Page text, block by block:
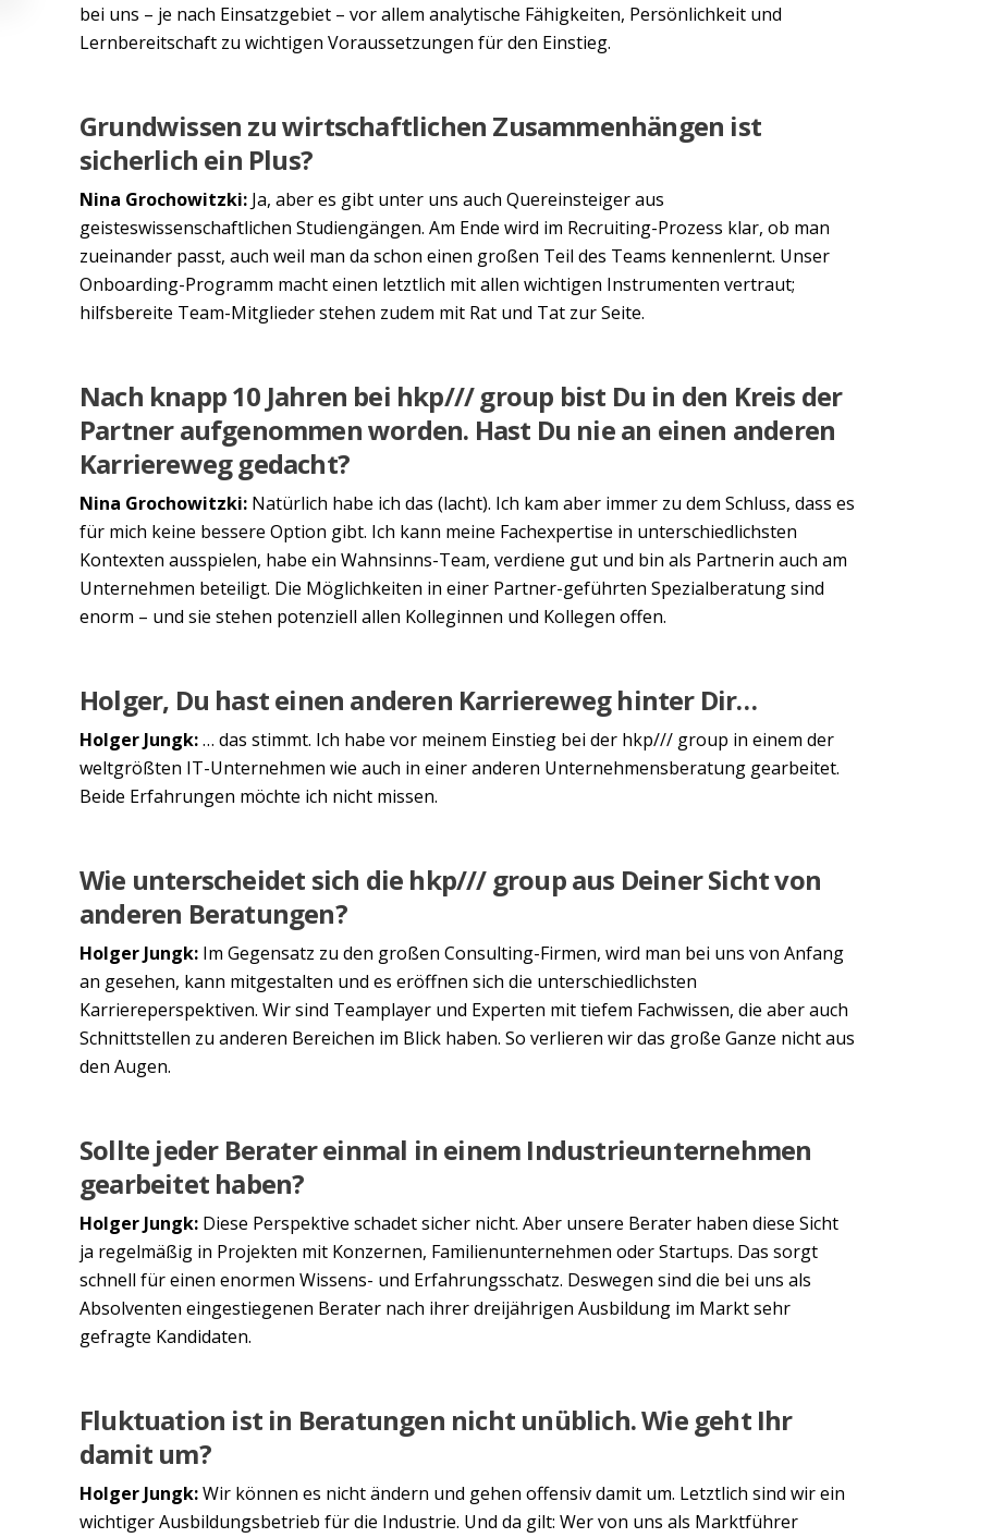
bei uns – je nach Einsatzgebiet – vor allem analytische Fähigkeiten, Persönlichkeit und
Lernbereitschaft zu wichtigen Voraussetzungen für den Einstieg.
Grundwissen zu wirtschaftlichen Zusammenhängen ist
sicherlich ein Plus?
Nina Grochowitzki: Ja, aber es gibt unter uns auch Quereinsteiger aus
geisteswissenschaftlichen Studiengängen. Am Ende wird im Recruiting-Prozess klar, ob man
zueinander passt, auch weil man da schon einen großen Teil des Teams kennenlernt. Unser
Onboarding-Programm macht einen letztlich mit allen wichtigen Instrumenten vertraut;
hilfsbereite Team-Mitglieder stehen zudem mit Rat und Tat zur Seite.
Nach knapp 10 Jahren bei hkp/// group bist Du in den Kreis der
Partner aufgenommen worden. Hast Du nie an einen anderen
Karriereweg gedacht?
Nina Grochowitzki: Natürlich habe ich das (lacht). Ich kam aber immer zu dem Schluss, dass es
für mich keine bessere Option gibt. Ich kann meine Fachexpertise in unterschiedlichsten
Kontexten ausspielen, habe ein Wahnsinns-Team, verdiene gut und bin als Partnerin auch am
Unternehmen beteiligt. Die Möglichkeiten in einer Partner-geführten Spezialberatung sind
enorm – und sie stehen potenziell allen Kolleginnen und Kollegen offen.
Holger, Du hast einen anderen Karriereweg hinter Dir…
Holger Jungk:… das stimmt. Ich habe vor meinem Einstieg bei der hkp/// group in einem der
weltgrößten IT-Unternehmen wie auch in einer anderen Unternehmensberatung gearbeitet.
Beide Erfahrungen möchte ich nicht missen.
Wie unterscheidet sich die hkp/// group aus Deiner Sicht von
anderen Beratungen?
Holger Jungk: Im Gegensatz zu den großen Consulting-Firmen, wird man bei uns von Anfang
an gesehen, kann mitgestalten und es eröffnen sich die unterschiedlichsten
Karriereperspektiven. Wir sind Teamplayer und Experten mit tiefem Fachwissen, die aber auch
Schnittstellen zu anderen Bereichen im Blick haben. So verlieren wir das große Ganze nicht aus
den Augen.
Sollte jeder Berater einmal in einem Industrieunternehmen
gearbeitet haben?
Holger Jungk: Diese Perspektive schadet sicher nicht. Aber unsere Berater haben diese Sicht
ja regelmäßig in Projekten mit Konzernen, Familienunternehmen oder Startups. Das sorgt
schnell für einen enormen Wissens- und Erfahrungsschatz. Deswegen sind die bei uns als
Absolventen eingestiegenen Berater nach ihrer dreijährigen Ausbildung im Markt sehr
gefragte Kandidaten.
Fluktuation ist in Beratungen nicht unüblich. Wie geht Ihr
damit um?
Holger Jungk:Wir können es nicht ändern und gehen offensiv damit um. Letztlich sind wir ein
wichtiger Ausbildungsbetrieb für die Industrie. Und da gilt: Wer von uns als Marktführer